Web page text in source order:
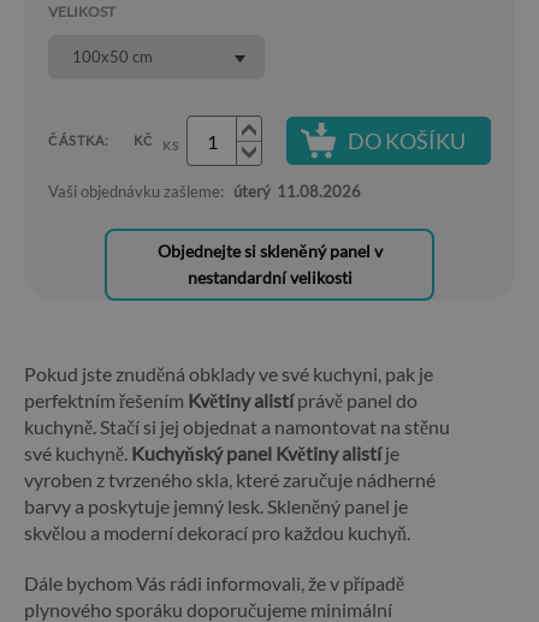
VELIKOST
100x50 cm
ČÁSTKA: KČ KS DO KOŠÍKU
Vaši objednávku zašleme: úterý 11.08.2026
Objednejte si skleněný panel v
nestandardní velikosti
Pokud jste znuděná obklady ve své kuchyni, pak je
perfektním řešením Květiny alistíprávě panel do
kuchyně. Stačí si jej objednat a namontovat na stěnu
své kuchyně. Kuchyňský panel Květiny alistíje
vyroben z tvrzeného skla, které zaručuje nádherné
barvy a poskytuje jemný lesk. Skleněný panel je
skvělou a moderní dekorací pro každou kuchyň.
Dále bychom Vás rádi informovali, že v případě
plynového sporáku doporučujeme minimální